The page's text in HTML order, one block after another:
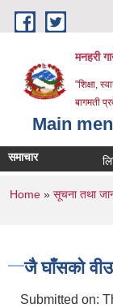
Skip to main content
मनहरी
"शिक्षा,
बागमती
Main
समाचार लिखित
You are
Home» सूचना तथा
जै घाँसको
Submitted on: